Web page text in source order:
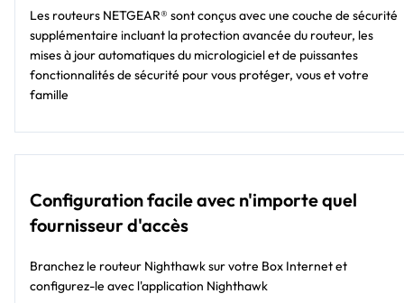
Les routeurs NETGEAR® sont conçus avec une couche de sécurité
supplémentaire incluant la protection avancée du routeur, les
mises à jour automatiques du micrologiciel et de puissantes
fonctionnalités de sécurité pour vous protéger, vous et votre
famille
Configuration facile avec n'importe quel
fournisseur d'accès
Branchez le routeur Nighthawk sur votre Box Internet et
configurez-le avec l'application Nighthawk